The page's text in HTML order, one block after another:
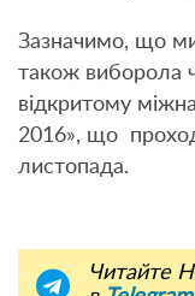
Зазначимо, що
також виборола
відкритому
2016», що
листопада.
Читайте